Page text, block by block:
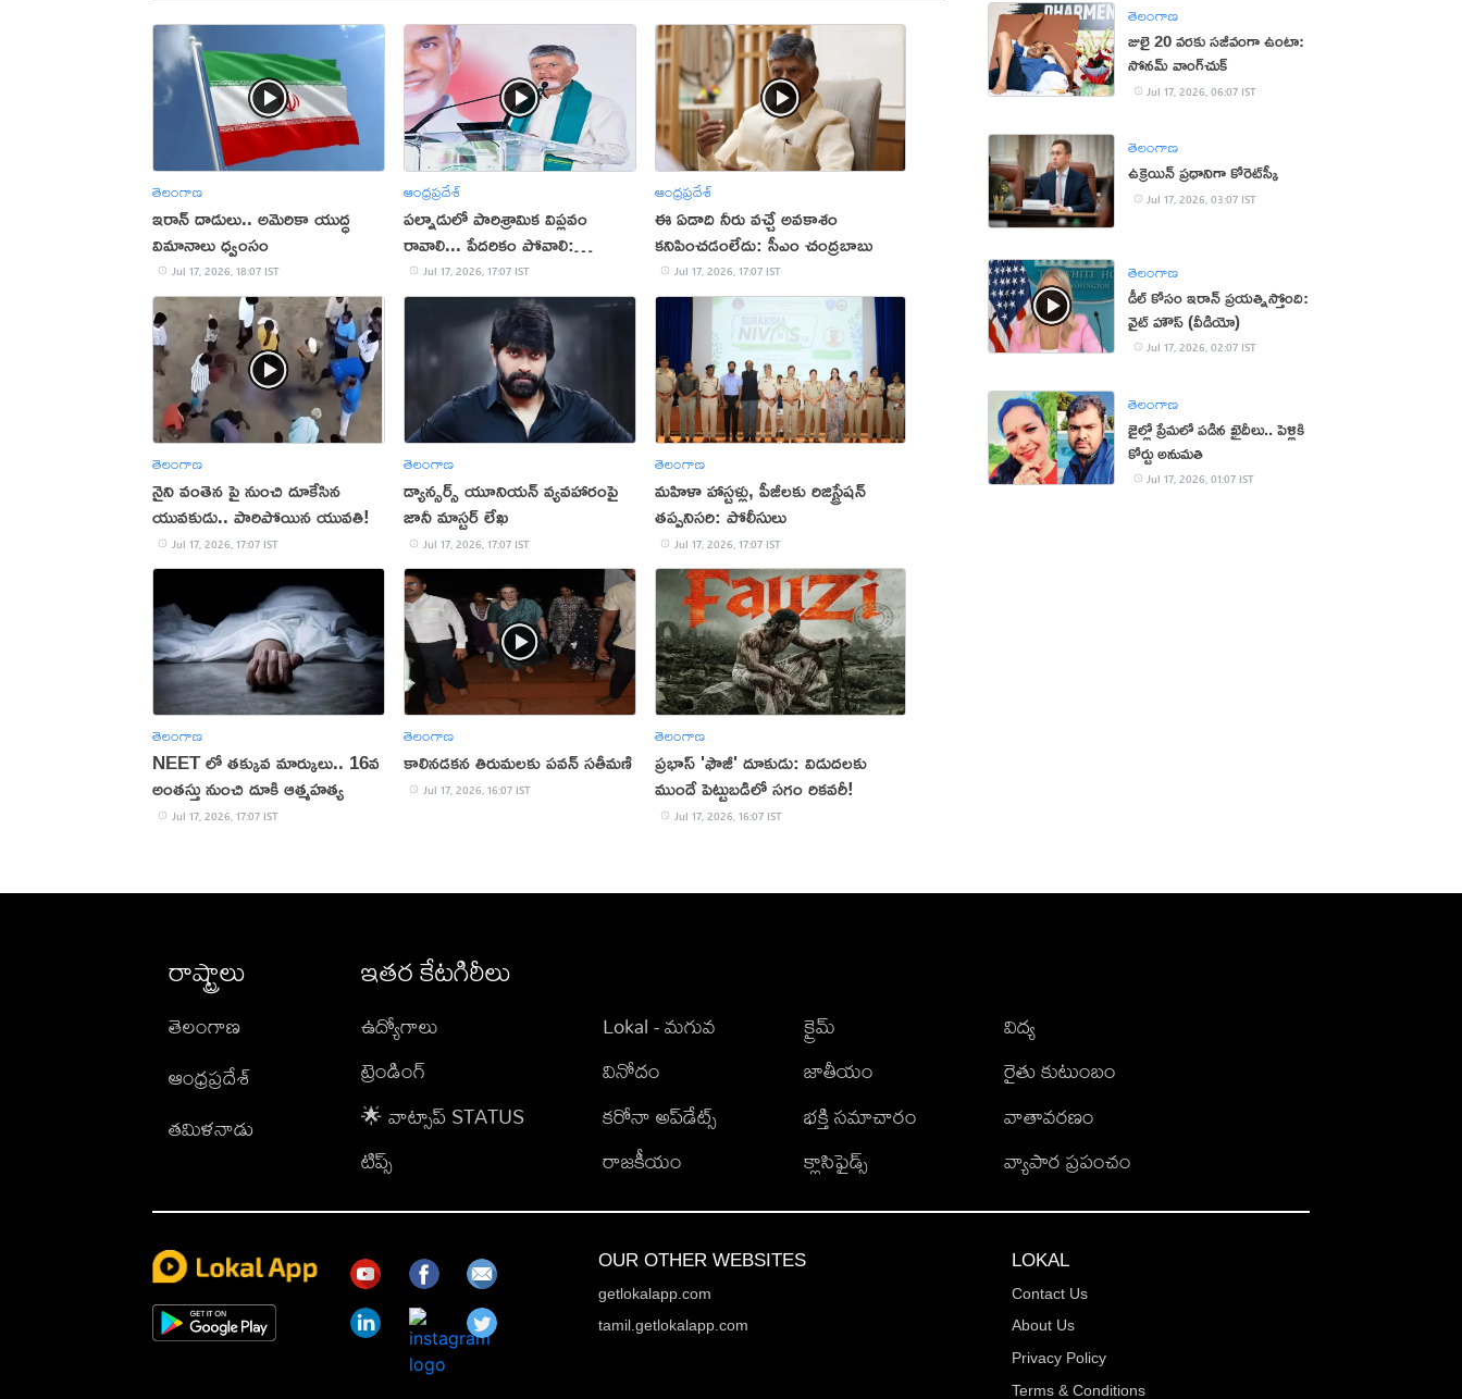
తెలంగాణ
ఇరాన్‌ దాడులు.. అమెరికా యుద్ధ
విమానాలు ధ్వంసం
Jul 17, 2026, 18:07 IST
ఆంధ్రప్రదేశ్
పల్నాడులో పారిశ్రామిక విప్లవం
రావాలి... పేదరికం పోవాలి:
చంద్రబాబు
Jul 17, 2026, 17:07 IST
ఆంధ్రప్రదేశ్
ఈ ఏడాది నీరు వచ్చే అవకాశం
కనిపించడంలేదు: సీఎం చంద్రబాబు
Jul 17, 2026, 17:07 IST
తెలంగాణ
నైని వంతెన పై నుంచి దూకేసిన
యువకుడు.. పారిపోయిన యువతి!
Jul 17, 2026, 17:07 IST
తెలంగాణ
డ్యాన్సర్స్ యూనియన్ వ్యవహారంపై
జానీ మాస్టర్ లేఖ
Jul 17, 2026, 17:07 IST
తెలంగాణ
మహిళా హాస్టళ్లు, పీజీలకు రిజిస్ట్రేషన్
తప్పనిసరి: పోలీసులు
Jul 17, 2026, 17:07 IST
తెలంగాణ
NEET లో తక్కువ మార్కులు.. 16వ
అంతస్తు నుంచి దూకి ఆత్మహత్య
Jul 17, 2026, 17:07 IST
తెలంగాణ
కాలినడకన తిరుమలకు పవన్‌ సతీమణి
Jul 17, 2026, 16:07 IST
తెలంగాణ
ప్రభాస్ 'ఫౌజీ' దూకుడు: విడుదలకు
ముందే పెట్టుబడిలో సగం రికవరీ!
Jul 17, 2026, 16:07 IST
తెలంగాణ
జులై 20 వరకు సజీవంగా ఉంటా:
సోనమ్‌ వాంగ్‌చుక్‌
Jul 17, 2026, 06:07 IST
తెలంగాణ
ఉక్రెయిన్ ప్రధానిగా కోరెట్‌స్కీ
Jul 17, 2026, 03:07 IST
తెలంగాణ
డీల్ కోసం ఇరాన్ ప్రయత్నిస్తోంది:
వైట్ హౌస్ (వీడియో)
Jul 17, 2026, 02:07 IST
తెలంగాణ
జైల్లో ప్రేమలో పడిన ఖైదీలు.. పెళ్లికి
కోర్టు అనుమతి
Jul 17, 2026, 01:07 IST
రాష్ట్రాలు
తెలంగాణ
ఆంధ్రప్రదేశ్
తమిళనాడు
ఇతర కేటగిరీలు
ఉద్యోగాలు
ట్రెండింగ్
🌟 వాట్సాప్ STATUS
టిప్స్
Lokal - మగువ
వినోదం
కరోనా అప్‌డేట్స్
రాజకీయం
క్రైమ్
జాతీయం
భక్తి సమాచారం
క్లాసిఫైడ్స్
విద్య
రైతు కుటుంబం
వాతావరణం
వ్యాపార ప్రపంచం
OUR OTHER WEBSITES
getlokalapp.com
tamil.getlokalapp.com
LOKAL
Contact Us
About Us
Privacy Policy
Terms & Conditions